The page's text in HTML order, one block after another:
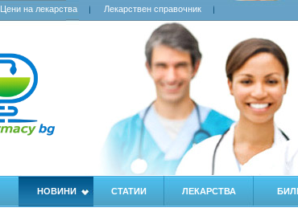
Цени на лекарства Лекарствен справочник
НОВИНИ СТАТИИ ЛЕКАРСТВА